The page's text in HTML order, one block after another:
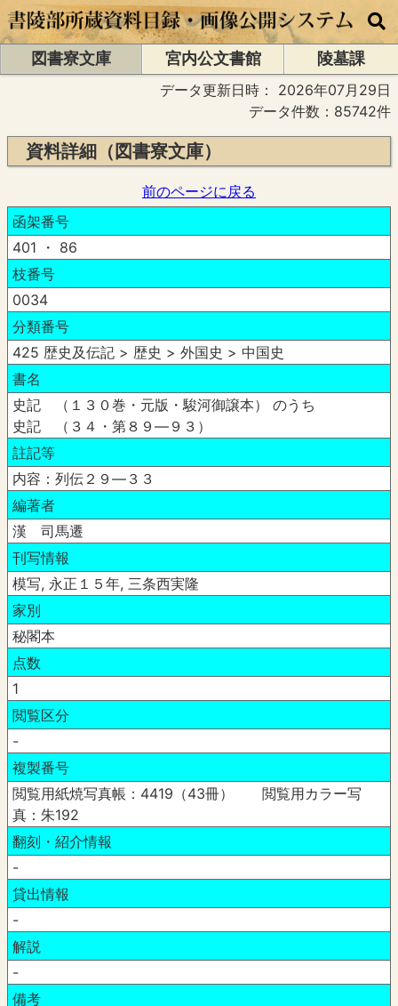
図書寮文庫 宮内公文書館
陵墓課
データ更新日時： 2026年07月29日
データ件数：85742件
資料詳細（図書寮文庫）
前のページに戻る
函架番号
401 ・ 86
枝番号
0034
分類番号
425 歴史及伝記 > 歴史 > 外国史 > 中国史
書名
史記 （１３０巻・元版・駿河御譲本） のうち
史記 （３４・第８９―９３）
註記等
内容：列伝２９―３３
編著者
漢 司馬遷
刊写情報
模写, 永正１５年, 三条西実隆
家別
秘閣本
点数
1
閲覧区分
-
複製番号
閲覧用紙焼写真帳：4419（43冊） 閲覧用カラー写
真：朱192
翻刻・紹介情報
-
貸出情報
-
解説
-
備考